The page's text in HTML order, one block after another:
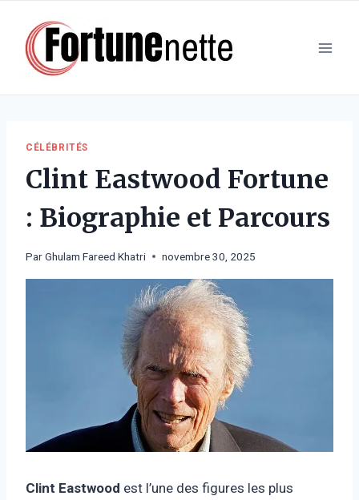
contenu
CÉLÉBRITÉS
Clint Eastwood Fortune
: Biographie et Parcours
ParGhulam Fareed Khatri novembre 30, 2025
Clint Eastwood est l’une des figures les plus